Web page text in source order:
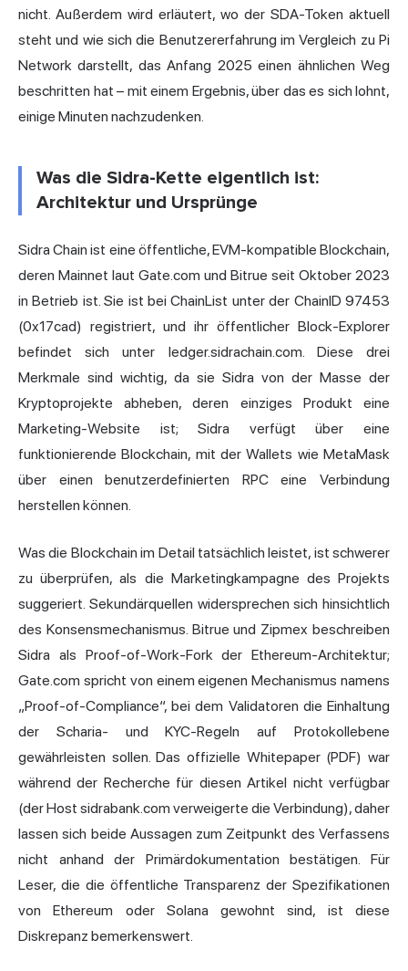
nicht. Außerdem wird erläutert, wo der SDA-Token aktuell
steht und wie sich die Benutzererfahrung im Vergleich zu Pi
Network darstellt, das Anfang 2025 einen ähnlichen Weg
beschritten hat – mit einem Ergebnis, über das es sich lohnt,
einige Minuten nachzudenken.
Was die Sidra-Kette eigentlich ist:
Architektur und Ursprünge
Sidra Chain ist eine öffentliche, EVM-kompatible Blockchain,
deren Mainnet laut Gate.com und Bitrue seit Oktober 2023
in Betrieb ist. Sie ist bei ChainList unter der ChainID 97453
(0x17cad) registriert, und ihr öffentlicher Block-Explorer
befindet sich unter ledger.sidrachain.com. Diese drei
Merkmale sind wichtig, da sie Sidra von der Masse der
Kryptoprojekte abheben, deren einziges Produkt eine
Marketing-Website ist; Sidra verfügt über eine
funktionierende Blockchain, mit der Wallets wie MetaMask
über einen benutzerdefinierten RPC eine Verbindung
herstellen können.
Was die Blockchain im Detail tatsächlich leistet, ist schwerer
zu überprüfen, als die Marketingkampagne des Projekts
suggeriert. Sekundärquellen widersprechen sich hinsichtlich
des Konsensmechanismus. Bitrue und Zipmex beschreiben
Sidra als Proof-of-Work-Fork der Ethereum-Architektur;
Gate.com spricht von einem eigenen Mechanismus namens
„Proof-of-Compliance“, bei dem Validatoren die Einhaltung
der Scharia- und KYC-Regeln auf Protokollebene
gewährleisten sollen. Das offizielle Whitepaper (PDF) war
während der Recherche für diesen Artikel nicht verfügbar
(der Host sidrabank.com verweigerte die Verbindung), daher
lassen sich beide Aussagen zum Zeitpunkt des Verfassens
nicht anhand der Primärdokumentation bestätigen. Für
Leser, die die öffentliche Transparenz der Spezifikationen
von Ethereum oder Solana gewohnt sind, ist diese
Diskrepanz bemerkenswert.